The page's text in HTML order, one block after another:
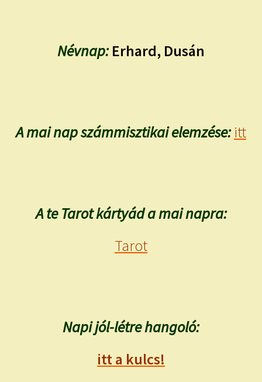
Névnap:Erhard, Dusán
A mai nap számmisztikai elemzése: itt
A te Tarot kártyád a mai napra:
Tarot
Napi jól-létre hangoló:
itt a kulcs!